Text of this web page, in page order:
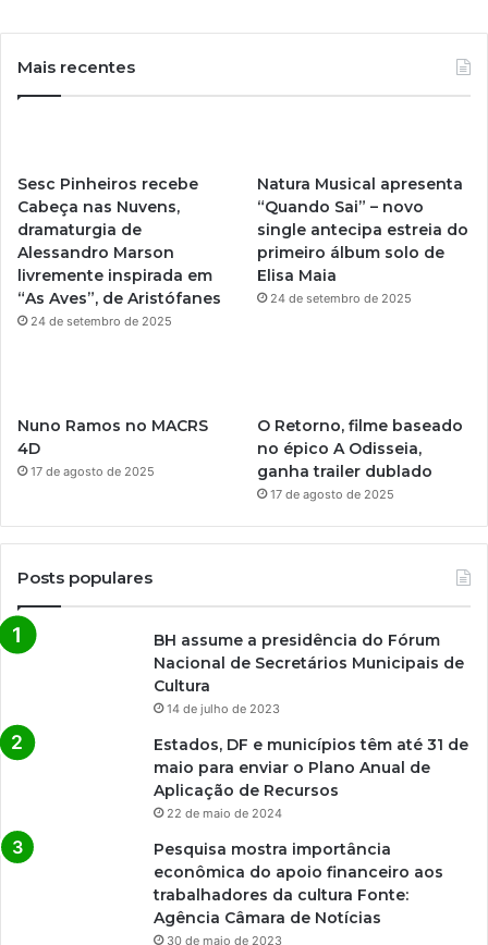
g
r
a
Mais recentes
Sesc Pinheiros recebe
Cabeça nas Nuvens,
dramaturgia de
Alessandro Marson
livremente inspirada em
“As Aves”, de Aristófanes
24 de setembro de 2025
Natura Musical apresenta
“Quando Sai” – novo
single antecipa estreia do
primeiro álbum solo de
Elisa Maia
24 de setembro de 2025
Nuno Ramos no MACRS
4D
17 de agosto de 2025
O Retorno, filme baseado
no épico A Odisseia,
ganha trailer dublado
17 de agosto de 2025
Posts populares
BH assume a presidência do Fórum
Nacional de Secretários Municipais de
Cultura
14 de julho de 2023
Estados, DF e municípios têm até 31 de
maio para enviar o Plano Anual de
Aplicação de Recursos
22 de maio de 2024
Pesquisa mostra importância
econômica do apoio financeiro aos
trabalhadores da cultura Fonte:
Agência Câmara de Notícias
30 de maio de 2023